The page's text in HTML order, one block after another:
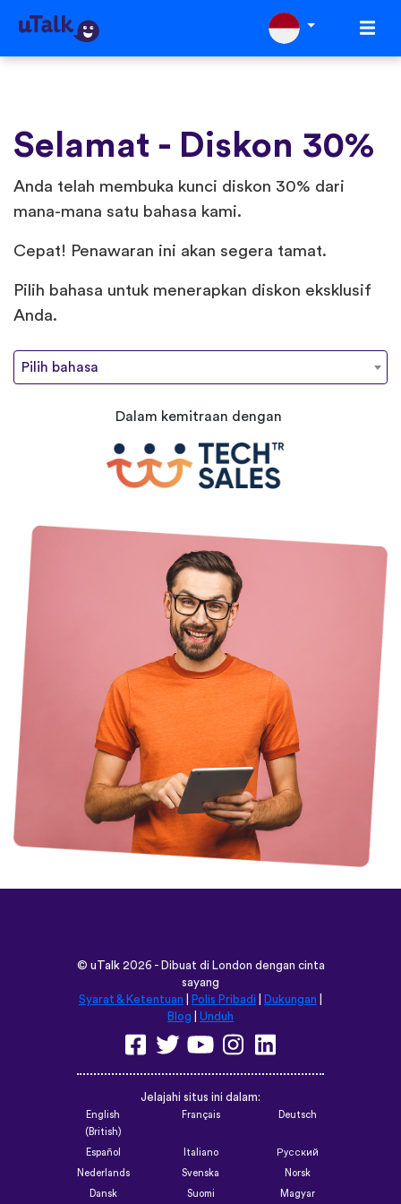
Selamat - Diskon 30%
Anda telah membuka kunci diskon 30% dari
mana-mana satu bahasa kami.
Cepat! Penawaran ini akan segera tamat.
Pilih bahasa untuk menerapkan diskon eksklusif
Anda.
Pilih bahasa
Dalam kemitraan dengan
© uTalk2026 - Dibuat di London dengan cinta
sayang
Syarat & Ketentuan
Polis Pribadi Dukungan
Blog
Unduh
Jelajahi situs ini dalam:
English
(British)
Français Deutsch
Español Italiano Русский
Nederlands Svenska Norsk
Dansk Suomi Magyar